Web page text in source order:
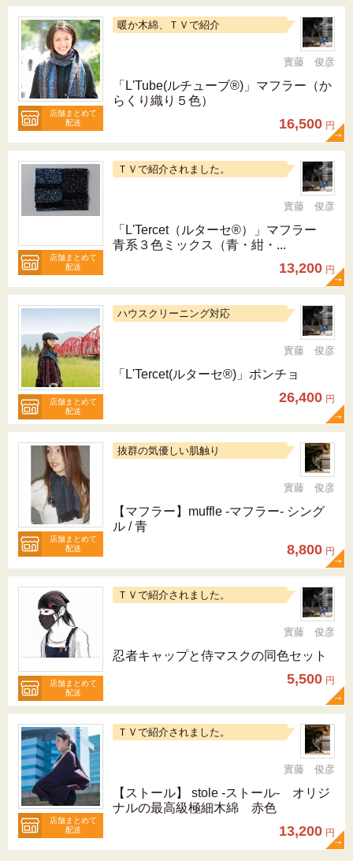
店舗まとめて
配送
暖か木綿、ＴＶで紹介
實藤 俊彦
「L'Tube(ルチューブ®)」マフラー（か
らくり織り５色）
16,500 円
店舗まとめて
配送
ＴＶで紹介されました。
實藤 俊彦
「L'Tercet（ルターセ®）」マフラー
青系３色ミックス（青・紺・...
13,200 円
店舗まとめて
配送
ハウスクリーニング対応
實藤 俊彦
「L'Tercet(ルターセ®)」ポンチョ
26,400 円
店舗まとめて
配送
抜群の気優しい肌触り
實藤 俊彦
【マフラー】muffle -マフラー- シング
ル / 青
8,800 円
店舗まとめて
配送
ＴＶで紹介されました。
實藤 俊彦
忍者キャップと侍マスクの同色セット
5,500 円
店舗まとめて
配送
ＴＶで紹介されました。
實藤 俊彦
【ストール】 stole -ストール- オリジ
ナルの最高級極細木綿 赤色
13,200 円